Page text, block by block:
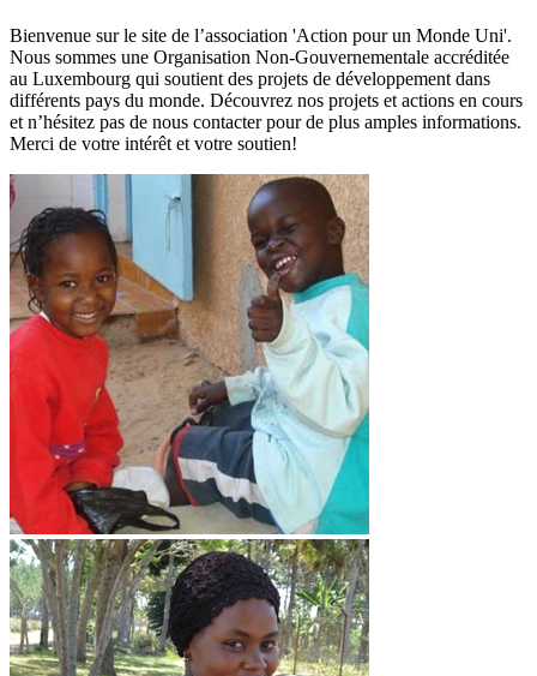
Bienvenue sur le site de l’association 'Action pour un Monde Uni'.
Nous sommes une Organisation Non-Gouvernementale accréditée
au Luxembourg qui soutient des projets de développement dans
différents pays du monde. Découvrez nos projets et actions en cours
et n’hésitez pas de nous contacter pour de plus amples informations.
Merci de votre intérêt et votre soutien!